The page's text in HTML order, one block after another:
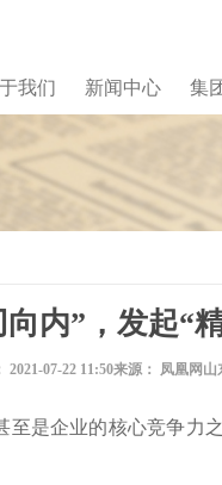
我们 新闻中心 集
内”，发起“
2021-07-22 11:50来源： 凤凰网山
是企业的核心竞争力